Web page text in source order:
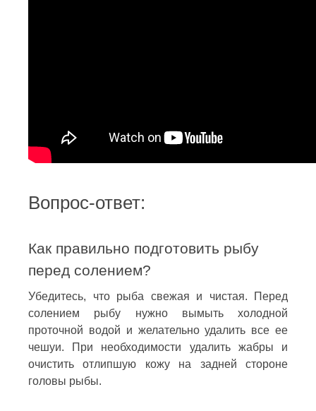
Вопрос-ответ:
Как правильно подготовить рыбу
перед солением?
Убедитесь, что рыба свежая и чистая. Перед
солением рыбу нужно вымыть холодной
проточной водой и желательно удалить все ее
чешуи. При необходимости удалить жабры и
очистить отлипшую кожу на задней стороне
головы рыбы.